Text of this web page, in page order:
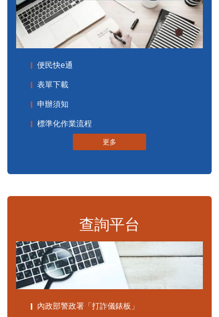
便民快e通
表單下載
申辦須知
標準化作業流程
更多
查詢平台
內政部警政署「打詐儀錶板」